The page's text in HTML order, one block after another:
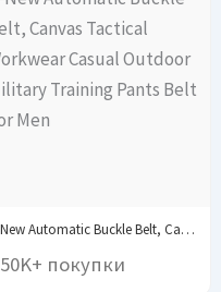
New Automatic Buckle Belt, Canvas Tactical Workwear Casual...
50K+ покупки